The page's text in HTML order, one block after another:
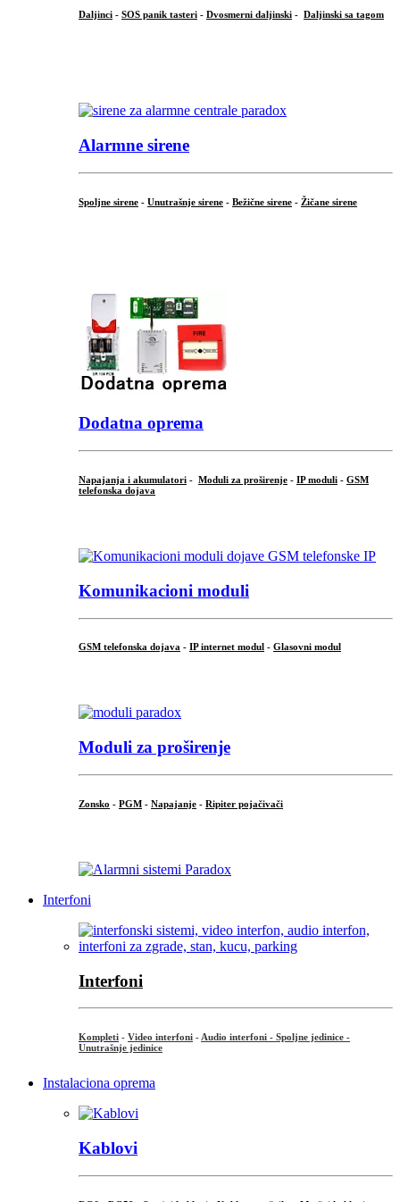
Daljinci - SOS panik tasteri - Dvosmerni daljinski - Daljinski sa tagom
Alarmne sirene
Spoljne sirene - Unutrašnje sirene - Bežične sirene - Žičane sirene
Dodatna oprema
Napajanja i akumulatori - Moduli za proširenje - IP moduli - GSM
telefonska dojava
Komunikacioni moduli
GSM telefonska dojava - IP internet modul - Glasovni modul
Moduli za proširenje
Zonsko - PGM - Napajanje - Ripiter pojačivači
Interfoni
Interfoni
Kompleti - Video interfoni - Audio interfoni - Spoljne jedinice -
Unutrašnje jedinice
Instalaciona oprema
Kablovi